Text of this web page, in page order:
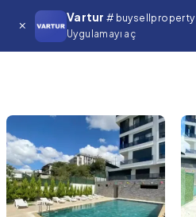
Vartur # buysellproperty
Uygulamayı aç